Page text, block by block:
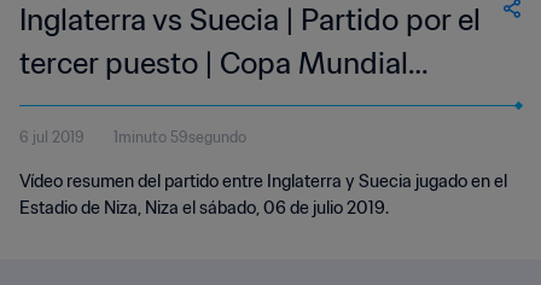
Inglaterra vs Suecia | Partido por el
tercer puesto | Copa Mundial
Femenina de la FIFA Francia 2019™ |
Highlights
6 jul 2019 1minuto 59segundo
Vídeo resumen del partido entre Inglaterra y Suecia jugado en el
Estadio de Niza, Niza el sábado, 06 de julio 2019.